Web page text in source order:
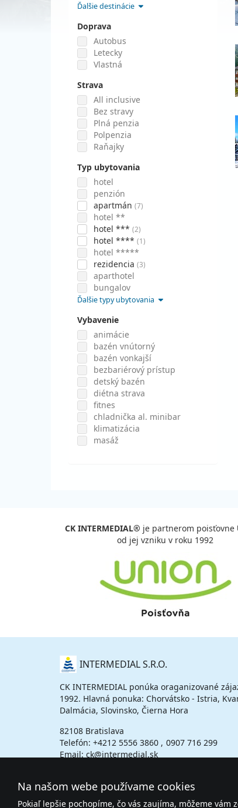
Ďalšie destinácie
Doprava
Autobus
Letecky
Vlastná
Strava
All inclusive
Bez stravy
Plná penzia
Polpenzia
Raňajky
Typ ubytovania
hotel
penzión
apartmán (7)
hotel **
hotel *** (2)
hotel **** (1)
hotel *****
rezidencia (3)
aparthotel
bungalov
Ďalšie typy ubytovania
Vybavenie
animácie
bazén vnútorný
bazén vonkajší
bezbariérový prístup
detský bazén
diétna strava
fitnes
chladnička al. minibar
klimatizácia
masáž
CK INTERMEDIAL® je partnerom poisťovne
od jej vzniku v roku 1992
O
NÁS INTERMEDIAL S.R.O.
CK INTERMEDIAL ponúka oraganizované
1992. Hlavná ponuka: Chorvátsko - Istria,
Dalmácia, Slovinsko, Čierna Hora
82108 Bratislava
Telefón: +4212 5556 3860
0907 716 299
Email: ck@intermedial.sk
Na našom webe používame cookies
Pokiaľ lepšie pochopíme, čo vás zaujíma, môžeme